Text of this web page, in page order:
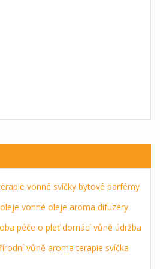
vonné svíčky bytové parfémy
vonné oleje aroma difuzéry
péče o pleť domácí vůně údržba
vůně aroma terapie svíčka